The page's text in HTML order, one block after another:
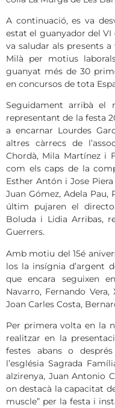
A continuació, es va
estat el guanyador del
va saludar als presents a
Milà per motius
guanyat més de 30
en concursos de tota
Seguidament arribà el
representant de la festa
a encarnar Lourdes
altres càrrecs de
Chordà, Mila Martínez i
com els caps de la
Esther Antón i Jose
Juan Gómez, Adela Pau,
últim pujaren el
Boluda i Lidia Arribas,
Guerrers.
Amb motiu del 15é
los la insígnia d’argent
que encara seguixen
Navarro, Fernando
Joan Carles Costa,
Per primera volta en la
realitzar en la
festes abans o
l’església Sagrada
alzirenya, Juan Antonio
on destacà la capacitat
muscle” per la festa i